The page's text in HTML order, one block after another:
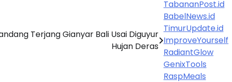
Terjang Gianyar Bali Usai Diguyur
Hujan Deras
TabananPost.id
BabelNews.id
TimurUpdate.id
ImproveYourself
RadiantGlow
GenixTools
RaspMeals